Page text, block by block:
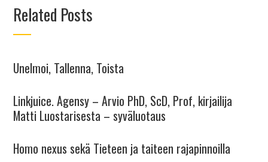
Related Posts
Unelmoi, Tallenna, Toista
Linkjuice. Agensy – Arvio PhD, ScD, Prof, kirjailija
Matti Luostarisesta – syväluotaus
Homo nexus sekä Tieteen ja taiteen rajapinnoilla